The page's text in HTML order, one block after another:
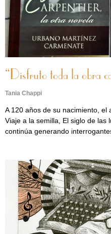
“Disfruto toda la obra
Tania Chappi
A 120 años de su nacimiento, el
Viaje a la semilla, El siglo de las
continúa generando